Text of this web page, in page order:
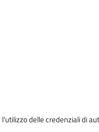
delle credenziali di